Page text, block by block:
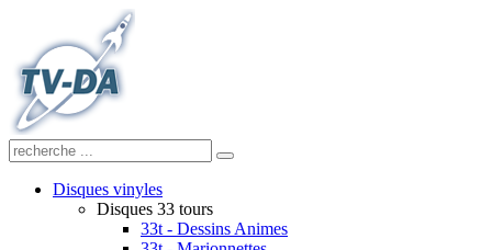
Disques vinyles
Disques 33 tours
33t - Dessins Animes